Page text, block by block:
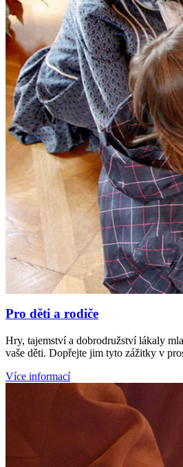
Pro děti a rodiče
Hry, tajemství a dobrodružství lákaly
vaše děti. Dopřejte jim tyto zážitky v
Více informací